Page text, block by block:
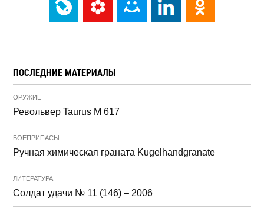
ПОСЛЕДНИЕ МАТЕРИАЛЫ
ОРУЖИЕ
Револьвер Taurus M 617
БОЕПРИПАСЫ
Ручная химическая граната Kugelhandgranate
ЛИТЕРАТУРА
Солдат удачи № 11 (146) – 2006